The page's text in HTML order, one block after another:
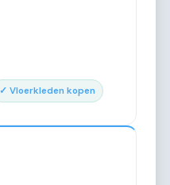
✓ Vloerkleden kopen